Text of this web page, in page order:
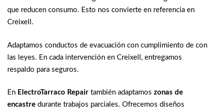
que reducen consumo. Esto nos convierte en referencia en
Creixell.
Adaptamos conductos de evacuación con cumplimiento de con
las leyes. En cada intervención en Creixell, entregamos
respaldo para seguros.
En ElectroTarraco Repair también adaptamos zonas de
encastre durante trabajos parciales. Ofrecemos diseños